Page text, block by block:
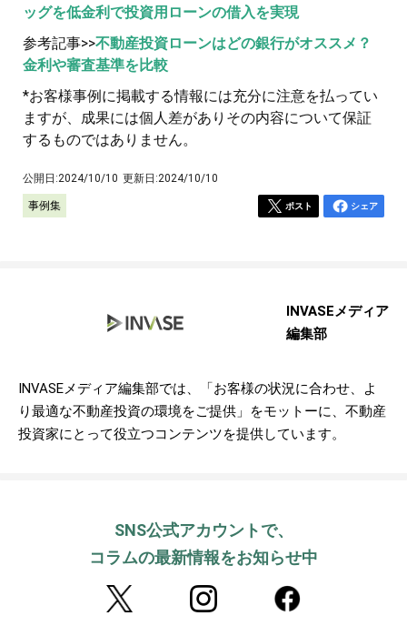
ッグを低金利で投資用ローンの借入を実現
参考記事>>不動産投資ローンはどの銀行がオススメ？
金利や審査基準を比較
*お客様事例に掲載する情報には充分に注意を払ってい
ますが、成果には個人差がありその内容について保証
するものではありません。
公開日:2024/10/10 更新日:2024/10/10
事例集 ポスト シェア
INVASEメディア
編集部
INVASEメディア編集部では、「お客様の状況に合わせ、よ
り最適な不動産投資の環境をご提供」をモットーに、不動産
投資家にとって役立つコンテンツを提供しています。
SNS公式アカウントで、
コラムの最新情報をお知らせ中